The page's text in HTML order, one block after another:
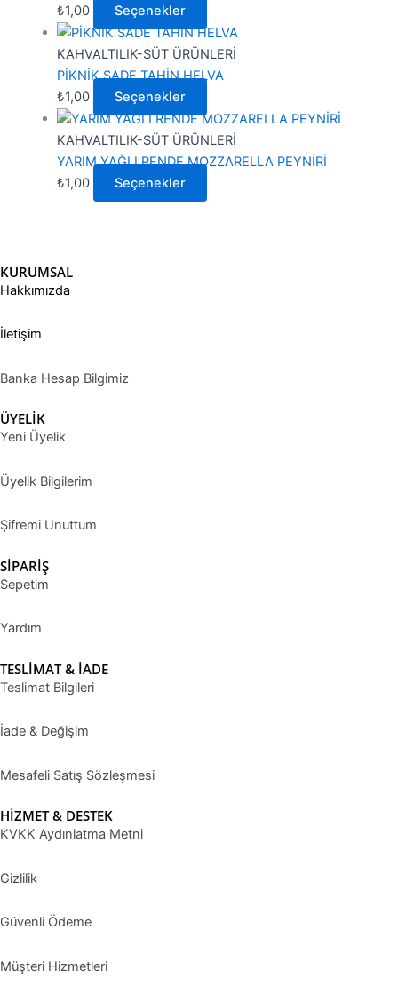
₺1,00 Seçenekler
KAHVALTILIK-SÜT ÜRÜNLERİ
PİKNİK SADE TAHİN HELVA
₺1,00 Seçenekler
KAHVALTILIK-SÜT ÜRÜNLERİ
YARIM YAĞLI RENDE MOZZARELLA PEYNİRİ
₺1,00 Seçenekler
KURUMSAL
Hakkımızda
İletişim
Banka Hesap Bilgimiz
ÜYELİK
Yeni Üyelik
Üyelik Bilgilerim
Şifremi Unuttum
SİPARİŞ
Sepetim
Yardım
TESLİMAT & İADE
Teslimat Bilgileri
İade & Değişim
Mesafeli Satış Sözleşmesi
HİZMET & DESTEK
KVKK Aydınlatma Metni
Gizlilik
Güvenli Ödeme
Müşteri Hizmetleri